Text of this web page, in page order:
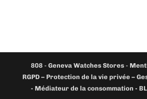
808 -Geneva Watches Stores -
RGPD – Protection de la vie privée –
- Médiateur de la consommation -